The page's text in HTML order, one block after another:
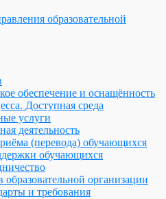
образовательной
обеспечение и оснащённость
Доступная среда
услуги
деятельность
(перевода) обучающихся
обучающихся
организации
и требования